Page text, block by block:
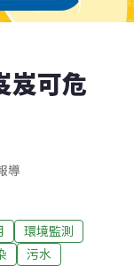
岌可危
導
環境監測
污水